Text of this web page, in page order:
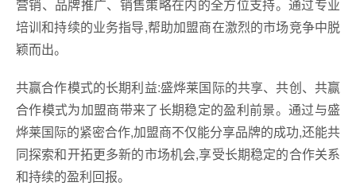
营销、品牌推广、销售策略在内的全方位支持。通过专业
培训和持续的业务指导,帮助加盟商在激烈的市场竞争中脱
颖而出。
共赢合作模式的长期利益:盛烨莱国际的共享、共创、共赢
合作模式为加盟商带来了长期稳定的盈利前景。通过与盛
烨莱国际的紧密合作,加盟商不仅能分享品牌的成功,还能共
同探索和开拓更多新的市场机会,享受长期稳定的合作关系
和持续的盈利回报。